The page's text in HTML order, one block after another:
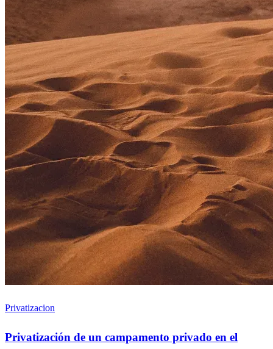
Privatizacion
Privatización de un campamento privado en el